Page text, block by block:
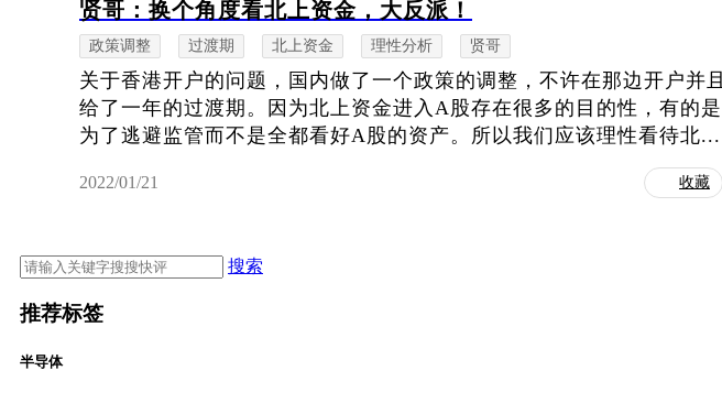
贤哥：换个角度看北上资金，大反派！
政策调整 过渡期 北上资金 理性分析 贤哥
关于香港开户的问题，国内做了一个政策的调整，不许在那边开户并且
给了一年的过渡期。因为北上资金进入A股存在很多的目的性，有的是
为了逃避监管而不是全都看好A股的资产。所以我们应该理性看待北...
2022/01/21 收藏
搜索
推荐标签
半导体